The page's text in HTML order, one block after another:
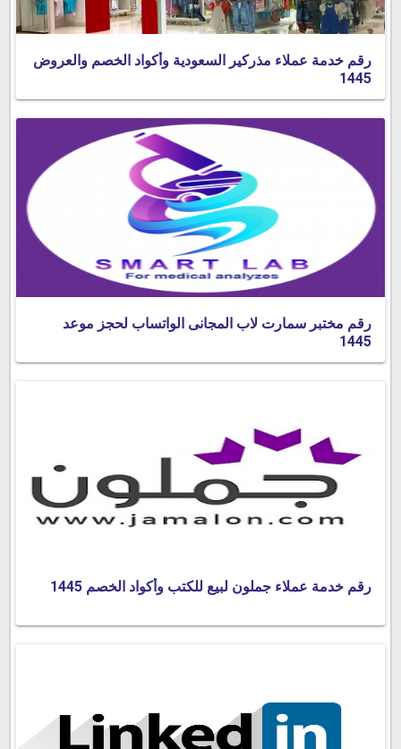
رقم خدمة عملاء مذركير السعودية وأكواد الخصم والعروض
1445
رقم مختبر سمارت لاب المجانى الواتساب لحجز موعد
1445
رقم خدمة عملاء جملون لبيع للكتب وأكواد الخصم 1445